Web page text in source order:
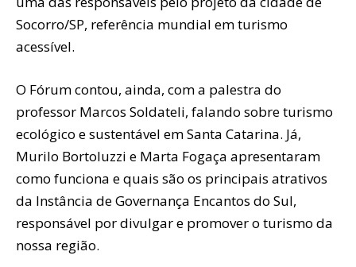
Socorro/SP, referência mundial em turismo
acessível.
O Fórum contou, ainda, com a palestra do
professor Marcos Soldateli, falando sobre turismo
ecológico e sustentável em Santa Catarina. Já,
Murilo Bortoluzzi e Marta Fogaça apresentaram
como funciona e quais são os principais atrativos
da Instância de Governança Encantos do Sul,
responsável por divulgar e promover o turismo da
nossa região.